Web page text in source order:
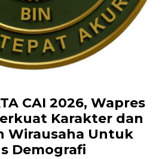
CAI 2026, Wapres
Karakter dan
Wirausaha Untuk
Demografi